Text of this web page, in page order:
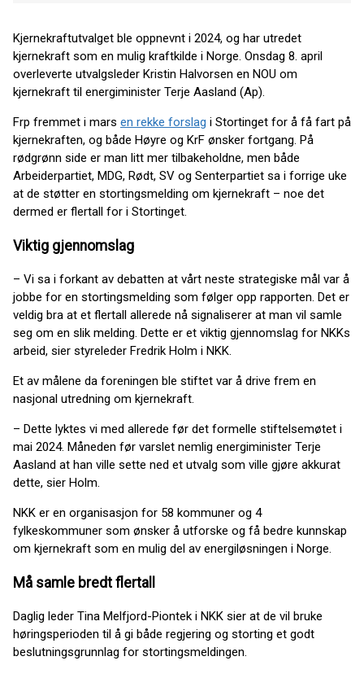
Kjernekraftutvalget ble oppnevnt i 2024, og har utredet
kjernekraft som en mulig kraftkilde i Norge. Onsdag 8. april
overleverte utvalgsleder Kristin Halvorsen en NOU om
kjernekraft til energiminister Terje Aasland (Ap).
Frp fremmet i mars en rekke forslag i Stortinget for å få fart på
kjernekraften, og både Høyre og KrF ønsker fortgang. På
rødgrønn side er man litt mer tilbakeholdne, men både
Arbeiderpartiet, MDG, Rødt, SV og Senterpartiet sa i forrige uke
at de støtter en stortingsmelding om kjernekraft – noe det
dermed er flertall for i Stortinget.
Viktig gjennomslag
– Vi sa i forkant av debatten at vårt neste strategiske mål var å
jobbe for en stortingsmelding som følger opp rapporten. Det er
veldig bra at et flertall allerede nå signaliserer at man vil samle
seg om en slik melding. Dette er et viktig gjennomslag for NKKs
arbeid, sier styreleder Fredrik Holm i NKK.
Et av målene da foreningen ble stiftet var å drive frem en
nasjonal utredning om kjernekraft.
– Dette lyktes vi med allerede før det formelle stiftelsemøtet i
mai 2024. Måneden før varslet nemlig energiminister Terje
Aasland at han ville sette ned et utvalg som ville gjøre akkurat
dette, sier Holm.
NKK er en organisasjon for 58 kommuner og 4
fylkeskommuner som ønsker å utforske og få bedre kunnskap
om kjernekraft som en mulig del av energiløsningen i Norge.
Må samle bredt flertall
Daglig leder Tina Melfjord-Piontek i NKK sier at de vil bruke
høringsperioden til å gi både regjering og storting et godt
beslutningsgrunnlag for stortingsmeldingen.